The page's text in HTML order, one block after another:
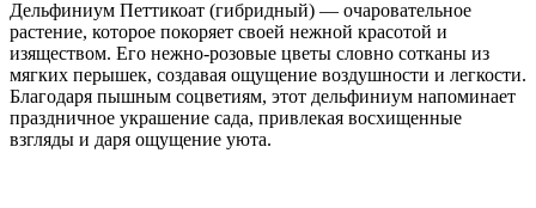
Дельфиниум Петтикоат (гибридный) — очаровательное
растение, которое покоряет своей нежной красотой и
изяществом. Его нежно-розовые цветы словно сотканы из
мягких перышек, создавая ощущение воздушности и легкости.
Благодаря пышным соцветиям, этот дельфиниум напоминает
праздничное украшение сада, привлекая восхищенные
взгляды и даря ощущение уюта.